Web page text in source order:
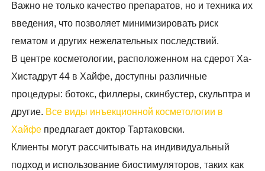
Важно не только качество препаратов, но и техника их
введения, что позволяет минимизировать риск
гематом и других нежелательных последствий.
В центре косметологии, расположенном на сдерот Ха-
Хистадрут 44 в Хайфе, доступны различные
процедуры: ботокс, филлеры, скинбустер, скульптра и
другие. Все виды инъекционной косметологии в
Хайфе предлагает доктор Тартаковски.
Клиенты могут рассчитывать на индивидуальный
подход и использование биостимуляторов, таких как